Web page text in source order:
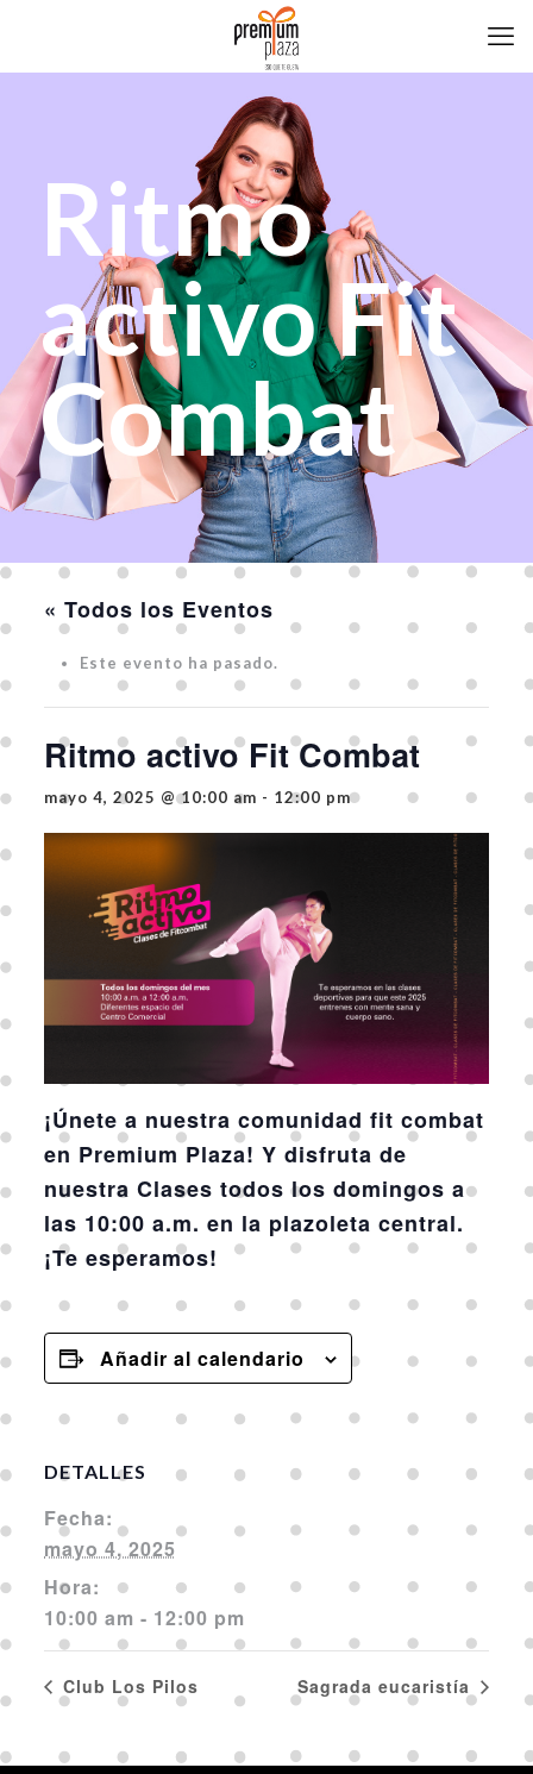
Ritmo
activo Fit
Combat
« Todos los Eventos
Este evento ha pasado.
Ritmo activo Fit Combat
mayo 4, 2025 @ 10:00 am - 12:00 pm
¡Únete a nuestra comunidad fit combat
en Premium Plaza! Y disfruta de
nuestra Clases todos los domingos a
las 10:00 a.m. en la plazoleta central.
¡Te esperamos!
Añadir al calendario
DETALLES
Fecha:
mayo 4, 2025
Hora:
10:00 am - 12:00 pm
Club Los Pilos Sagrada eucaristía